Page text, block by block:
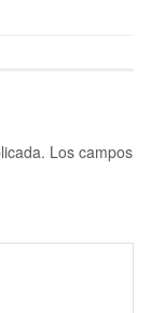
Los campos